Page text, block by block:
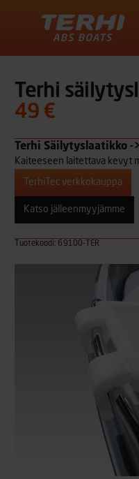
Terhi
49 €
Terhi Säilytyslaatikko
Kaiteeseen laitettava kevyt
TerhiTec verkkokauppa
Katso jälleenmyyjämme
Tuotekoodi: 69100-TER